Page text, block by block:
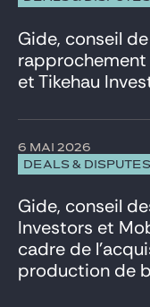
Gide, conseil
et Tikehau
DEALS & DISPUTES
6 MAI 2026
Gide, conseil
Investors et
cadre de
production de